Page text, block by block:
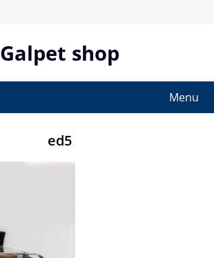
Galpet shop
Menu
ed5